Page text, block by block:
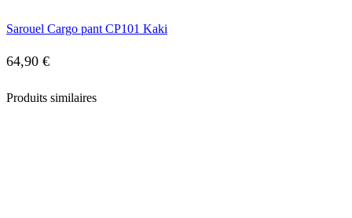
Sarouel Cargo pant CP101 Kaki
64,90 €
Produits similaires